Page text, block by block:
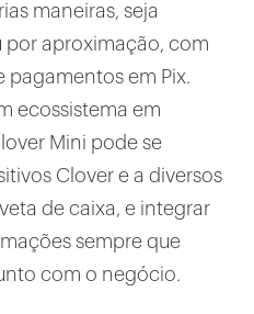
maneiras, seja
por aproximação, com
pagamentos em Pix.
ecossistema em
Mini pode se
Clover e a diversos
de caixa, e integrar
sempre que
com o negócio.